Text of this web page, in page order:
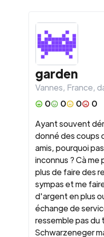
garden
Vannes, France,
0
0 0
0
Ayant souvent
donné des coups
amis, pourquoi
inconnus ? Cà
plus de faire des
sympas et me
d'argent en plus
échange de
ressemble pas du
Schwarzeneger